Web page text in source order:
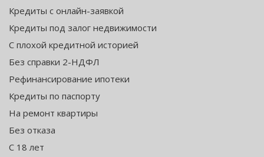
Кредиты с онлайн-заявкой
Кредиты под залог недвижимости
С плохой кредитной историей
Без справки 2-НДФЛ
Рефинансирование ипотеки
Кредиты по паспорту
На ремонт квартиры
Без отказа
С 18 лет